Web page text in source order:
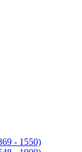
- 1550)